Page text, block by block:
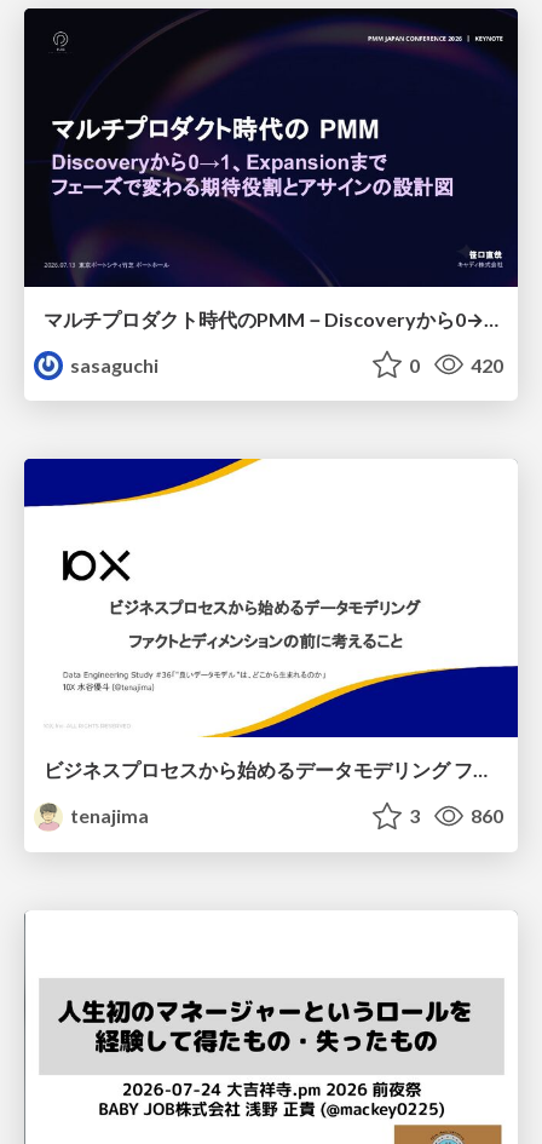
sasaguchi
0 420
ビジネスプロセスから始めるデータモデリング ファクトとディメンションの前に考えること
tenajima
3 860